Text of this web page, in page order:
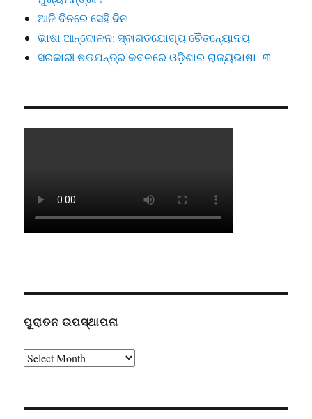
ଆଜି ଦିନରେ ସେହି ଦିନ
ଭାଷା ଆନ୍ଦୋଳନ: ସ୍ବାଗତଯୋଗ୍ୟ ଚୈତନ୍ୟୋଦୟ
ସରକାରୀ ଷଡଯନ୍ତ୍ର କବଳରେ ଓଡ଼ିଶାର ରାଜ୍ୟଭାଷା -୩
ପୁରାତନ ଉପସ୍ଥାପନା
ପୁରାତନ